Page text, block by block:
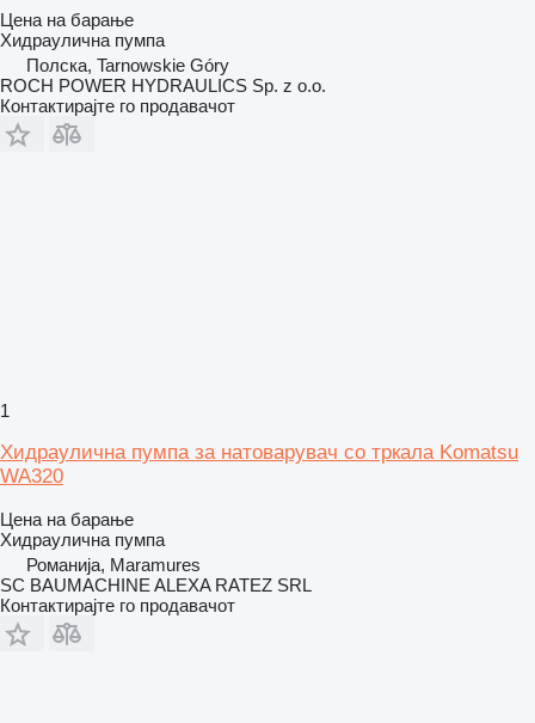
Цена на барање
Хидраулична пумпа
Полска, Tarnowskie Góry
ROCH POWER HYDRAULICS Sp. z o.o.
Контактирајте го продавачот
1
Хидраулична пумпа за натоварувач со тркала Komatsu
WA320
Цена на барање
Хидраулична пумпа
Романија, Maramures
SC BAUMACHINE ALEXA RATEZ SRL
Контактирајте го продавачот